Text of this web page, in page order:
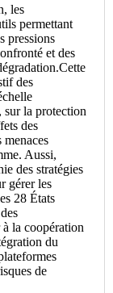
les
permettant
pressions
et des
des
sur la protection
des
menaces
Aussi,
des stratégies
gérer les
28 États
la coopération
du
de